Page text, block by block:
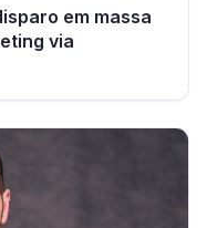
em massa
via